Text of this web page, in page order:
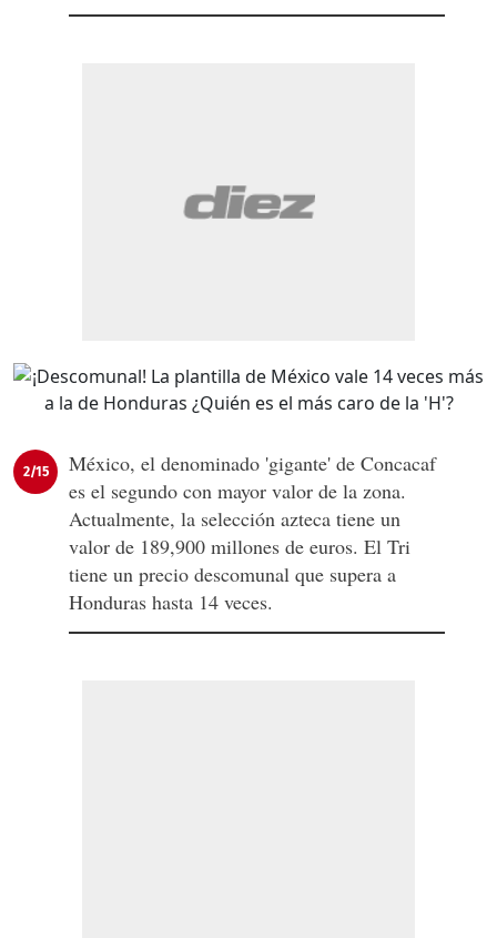
2/15
México, el denominado 'gigante' de Concacaf
es el segundo con mayor valor de la zona.
Actualmente, la selección azteca tiene un
valor de 189,900 millones de euros. El Tri
tiene un precio descomunal que supera a
Honduras hasta 14 veces.